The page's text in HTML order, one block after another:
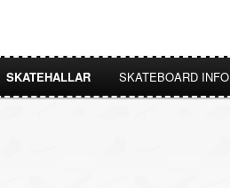
SKATEHALLAR SKATEBOARD INFO